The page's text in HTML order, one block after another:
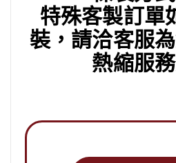
特殊客製訂單
裝，請洽客服
熱縮服